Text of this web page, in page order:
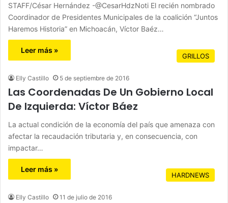
STAFF/César Hernández -@CesarHdzNoti El recién nombrado
Coordinador de Presidentes Municipales de la coalición “Juntos
Haremos Historia” en Michoacán, Víctor Baéz…
Leer más »
GRILLOS
Elly Castillo 5 de septiembre de 2016
Las Coordenadas De Un Gobierno Local
De Izquierda: Víctor Báez
La actual condición de la economía del país que amenaza con
afectar la recaudación tributaria y, en consecuencia, con
impactar…
Leer más »
HARDNEWS
Elly Castillo 11 de julio de 2016